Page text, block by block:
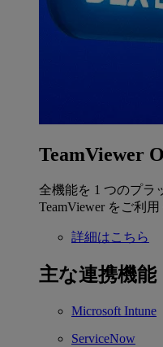
TeamViewer
全機能を 1 つのプラ
TeamViewer をご利用
詳細はこちら
主な連携機能
Microsoft Intune
ServiceNow